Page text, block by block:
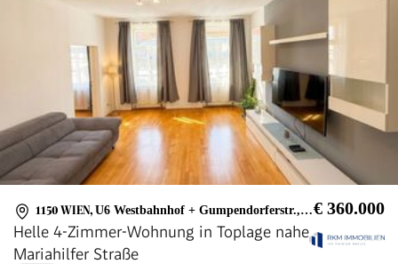
1150 WIEN, U6 Westbahnhof + Gumpendorferstr., Mariahilfer Str. € 360.000
Helle 4-Zimmer-Wohnung in Toplage nahe
Mariahilfer Straße